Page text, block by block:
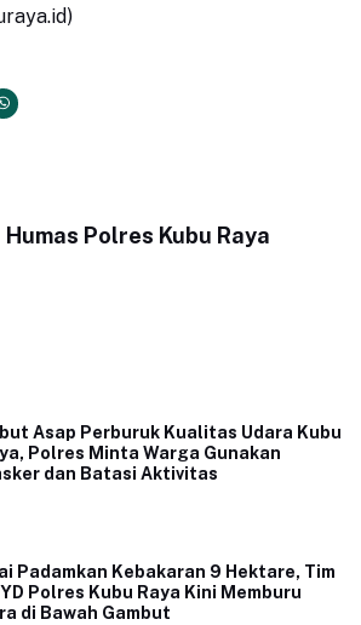
Humas Polres Kubu Raya
Asap Perburuk Kualitas Udara Kubu
Polres Minta Warga Gunakan
dan Batasi Aktivitas
Padamkan Kebakaran 9 Hektare, Tim
Polres Kubu Raya Kini Memburu
di Bawah Gambut